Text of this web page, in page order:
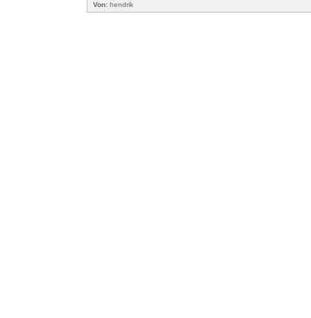
Von: hendrik